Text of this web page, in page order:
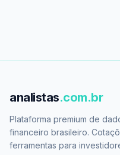
analistas.com.br
Plataforma premium de
financeiro brasileiro.
ferramentas para